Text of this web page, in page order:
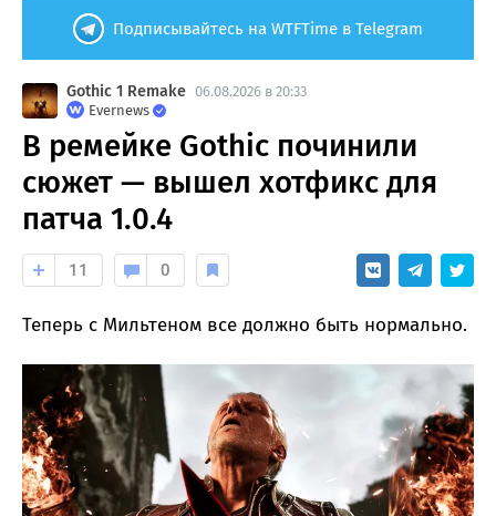
Подписывайтесь на WTFTime в Telegram
Gothic 1 Remake 06.08.2026 в 20:33
Evernews
В ремейке Gothic починили
сюжет — вышел хотфикс для
патча 1.0.4
11 0
Теперь с Мильтеном все должно быть нормально.